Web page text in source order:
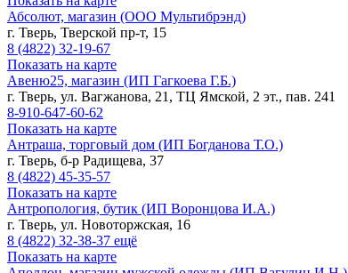
Абсолют, магазин (ООО Мультибрэнд)
г. Тверь, Тверской пр-т, 15
8 (4822) 32-19-67
Показать на карте
Авеню25, магазин (ИП Гагкоева Г.Б.)
г. Тверь, ул. Вагжанова, 21, ТЦ Ямской, 2 эт., пав. 241
8-910-647-60-62
Показать на карте
Антраша, торговый дом (ИП Богданова Т.О.)
г. Тверь, б-р Радищева, 37
8 (4822) 45-35-57
Показать на карте
Антропология, бутик (ИП Воронцова И.А.)
г. Тверь, ул. Новоторжская, 16
8 (4822) 32-38-37 ещё
Показать на карте